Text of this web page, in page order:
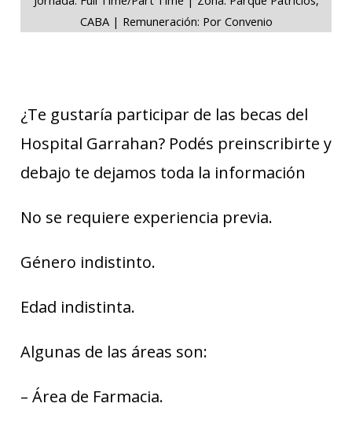
CABA | Remuneración: Por Convenio
¿Te gustaría participar de las becas del
Hospital Garrahan? Podés preinscribirte y
debajo te dejamos toda la información
No se requiere experiencia previa.
Género indistinto.
Edad indistinta.
Algunas de las áreas son:
– Área de Farmacia.